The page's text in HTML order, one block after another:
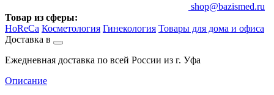
shop@bazismed.ru
Товар из сферы:
HoReCa Косметология Гинекология Товары для дома и офиса
Доставка в
Ежедневная доставка по всей России из г. Уфа
Описание